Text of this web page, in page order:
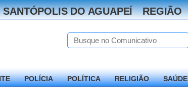
SANTÓPOLIS DO AGUAPEÍ REGIÃO
POLÍCIA POLÍTICA RELIGIÃO SAÚDE